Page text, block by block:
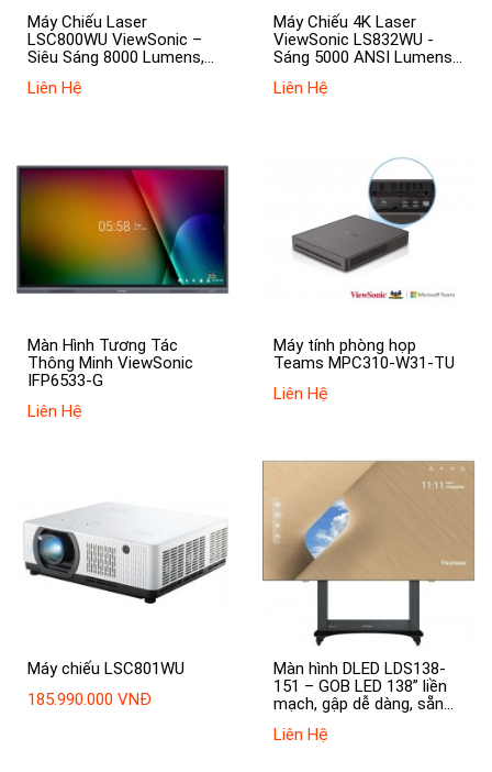
Máy Chiếu Laser
LSC800WU ViewSonic –
Siêu Sáng 8000 Lumens,
Liên Hệ
Máy Chiếu 4K Laser
ViewSonic LS832WU -
Sáng 5000 ANSI Lumens,
Liên Hệ
Màn Hình Tương Tác
Thông Minh ViewSonic
IFP6533-G
Liên Hệ
Máy tính phòng họp
Teams MPC310-W31-TU
Liên Hệ
Máy chiếu LSC801WU
185.990.000 VNĐ
Màn hình DLED LDS138-
151 – GOB LED 138” liền
mạch, gập dễ dàng, sẵn
Liên Hệ